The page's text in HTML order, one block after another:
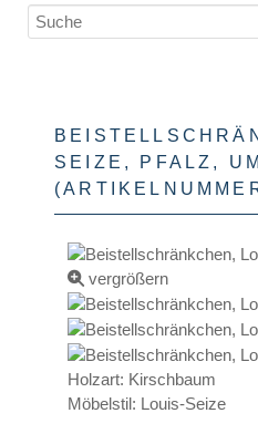
SEIZE, PFALZ,
vergrößern
Holzart: Kirschbaum
Möbelstil: Louis-Seize